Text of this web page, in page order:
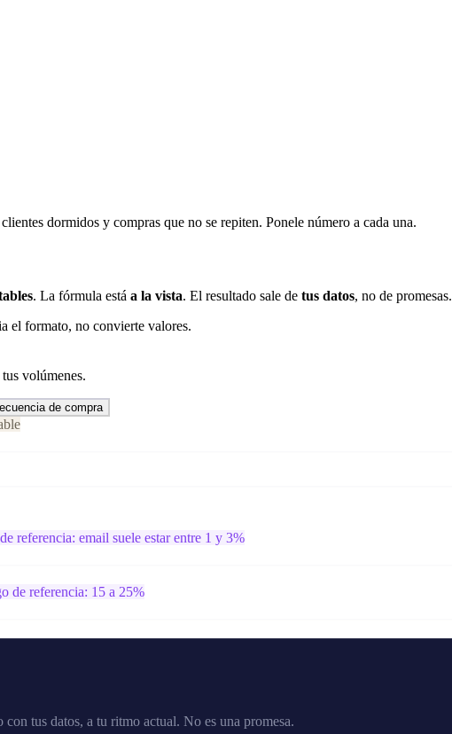
dormidos y compras que no se repiten. Ponele número a cada una.
. La fórmula está a la vista. El resultado sale de tus datos, no de promesas.
el formato, no convierte valores.
volúmenes.
de compra
referencia: email suele estar entre 1 y 3%
de referencia: 15 a 25%
con tus datos, a tu ritmo actual. No es una promesa.